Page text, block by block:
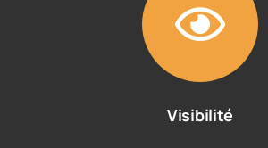
Visibilité